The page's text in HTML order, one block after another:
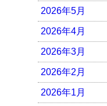
2026年5月
2026年4月
2026年3月
2026年2月
2026年1月